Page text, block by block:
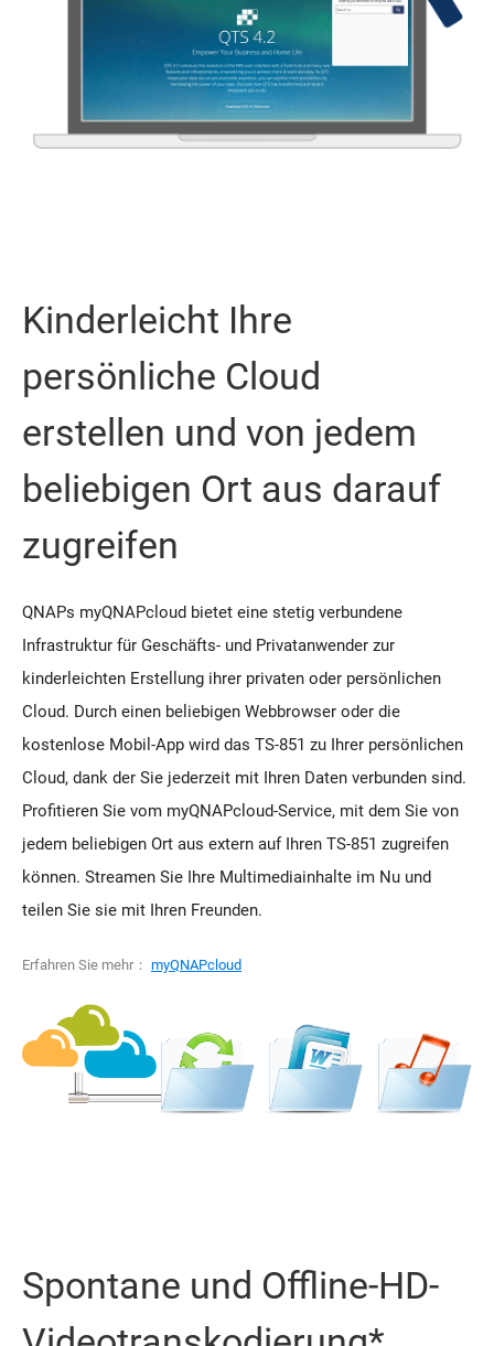
Kinderleicht Ihre
persönliche Cloud
erstellen und von jedem
beliebigen Ort aus darauf
zugreifen
QNAPs myQNAPcloud bietet eine stetig verbundene
Infrastruktur für Geschäfts- und Privatanwender zur
kinderleichten Erstellung ihrer privaten oder persönlichen
Cloud. Durch einen beliebigen Webbrowser oder die
kostenlose Mobil-App wird das TS-851 zu Ihrer persönlichen
Cloud, dank der Sie jederzeit mit Ihren Daten verbunden sind.
Profitieren Sie vom myQNAPcloud-Service, mit dem Sie von
jedem beliebigen Ort aus extern auf Ihren TS-851 zugreifen
können. Streamen Sie Ihre Multimediainhalte im Nu und
teilen Sie sie mit Ihren Freunden.
Erfahren Sie mehr： myQNAPcloud
Spontane und Offline-HD-